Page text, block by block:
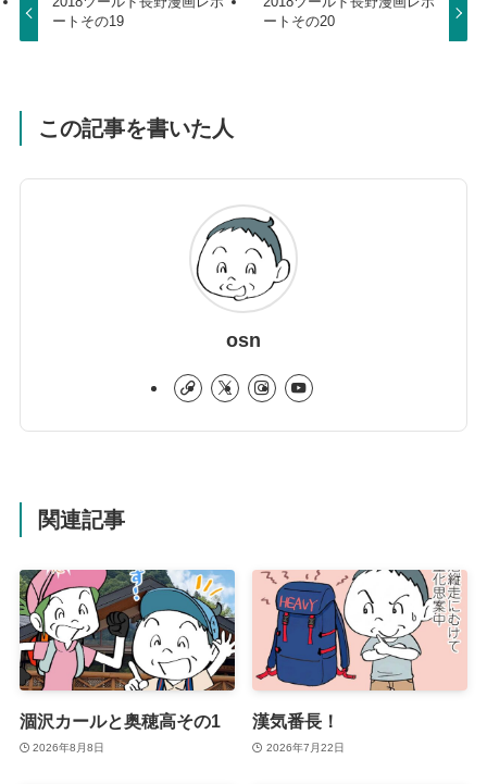
ートその19
ートその20
この記事を書いた人
osn
関連記事
涸沢カールと奥穂高その1
2026年8月8日
漢気番長！
2026年7月22日